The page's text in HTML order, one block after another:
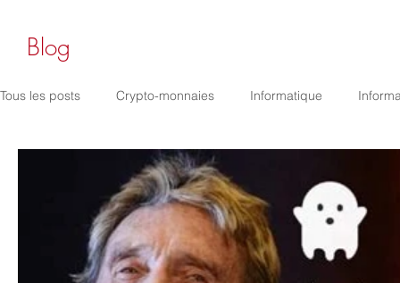
Tous les posts Crypto-monnaies Informatique
Ubuntu
Innovation technologique Bureautique
Blog